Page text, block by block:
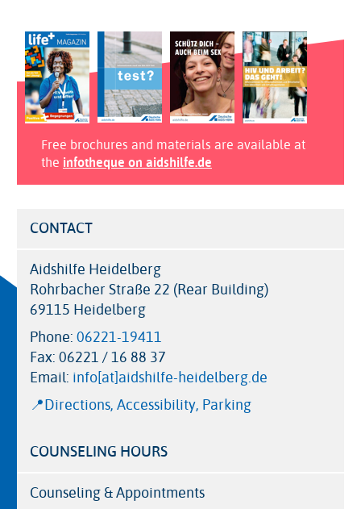
Free brochures and materials are available at
the infotheque on aidshilfe.de
CONTACT
Aidshilfe Heidelberg
Rohrbacher Straße 22 (Rear Building)
69115 Heidelberg
Phone:06221-19411
Fax:06221 / 16 88 37
Email: info[at]aidshilfe-heidelberg.de
📍Directions, Accessibility, Parking
COUNSELING HOURS
Counseling & Appointments